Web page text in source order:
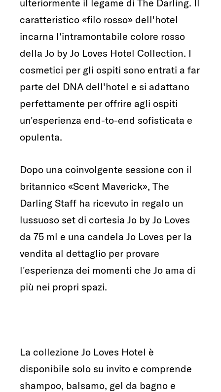
ulteriormente il legame di The Darling. Il
caratteristico «filo rosso» dell'hotel
incarna l'intramontabile colore rosso
della Jo by Jo Loves Hotel Collection. I
cosmetici per gli ospiti sono entrati a far
parte del DNA dell'hotel e si adattano
perfettamente per offrire agli ospiti
un'esperienza end-to-end sofisticata e
opulenta.
Dopo una coinvolgente sessione con il
britannico «Scent Maverick», The
Darling Staff ha ricevuto in regalo un
lussuoso set di cortesia Jo by Jo Loves
da 75 ml e una candela Jo Loves per la
vendita al dettaglio per provare
l'esperienza dei momenti che Jo ama di
più nei propri spazi.
La collezione Jo Loves Hotel è
disponibile solo su invito e comprende
shampoo, balsamo, gel da bagno e